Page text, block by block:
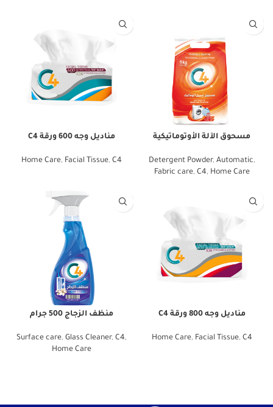
مسحوق الآلة الأوتوماتيكية
Detergent Powder, Automatic,
Fabric care, C4, Home Care
مناديل وجه 600 ورقة C4
Home Care, Facial Tissue, C4
مناديل وجه 800 ورقة C4
Home Care, Facial Tissue, C4
منظف ​​الزجاج 500 جرام
Surface care, Glass Cleaner, C4,
Home Care